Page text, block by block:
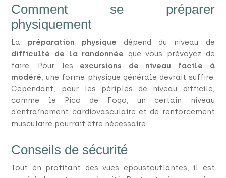
Comment se préparer
physiquement
La préparation physique dépend du niveau de
difficulté de la randonnée que vous prévoyez de
faire. Pour les excursions de niveau facile à
modéré, une forme physique générale devrait suffire.
Cependant, pour les périples de niveau difficile,
comme le Pico de Fogo, un certain niveau
d’entraînement cardiovasculaire et de renforcement
musculaire pourrait être nécessaire.
Conseils de sécurité
Tout en profitant des vues époustouflantes, il est